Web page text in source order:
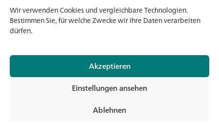
Wir verwenden Cookies und vergleichbare Technologien.
Bestimmen Sie, für welche Zwecke wir Ihre Daten verarbeiten
dürfen.
Akzeptieren
Ablehnen
Einstellungen ansehen
Newsletter
Newsletter
© 2026 Banholzer AG
Impressum
Datenschutz